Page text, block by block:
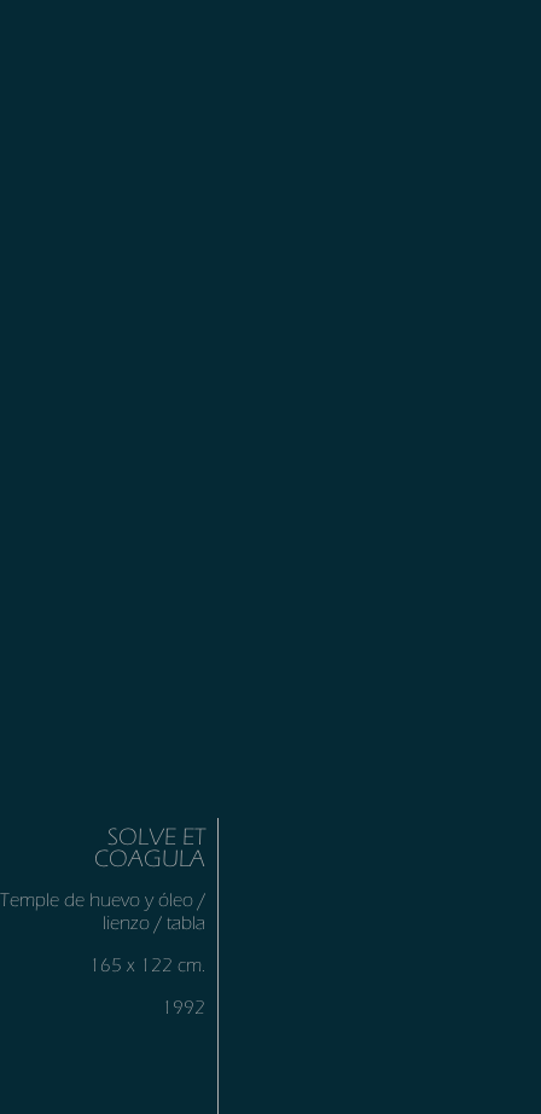
SOLVE ET
COAGULA
Temple de huevo y óleo /
lienzo / tabla
165 x 122 cm.
1992